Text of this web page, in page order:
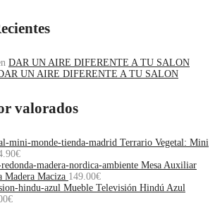
DAR UN AIRE DIFERENTE A TU SALON
UN AIRE DIFERENTE A TU SALON
valorados
Terrario Vegetal: Mini
€
Mesa Auxiliar
Madera Maciza 149.00€
Mueble Televisión Hindú Azul
€